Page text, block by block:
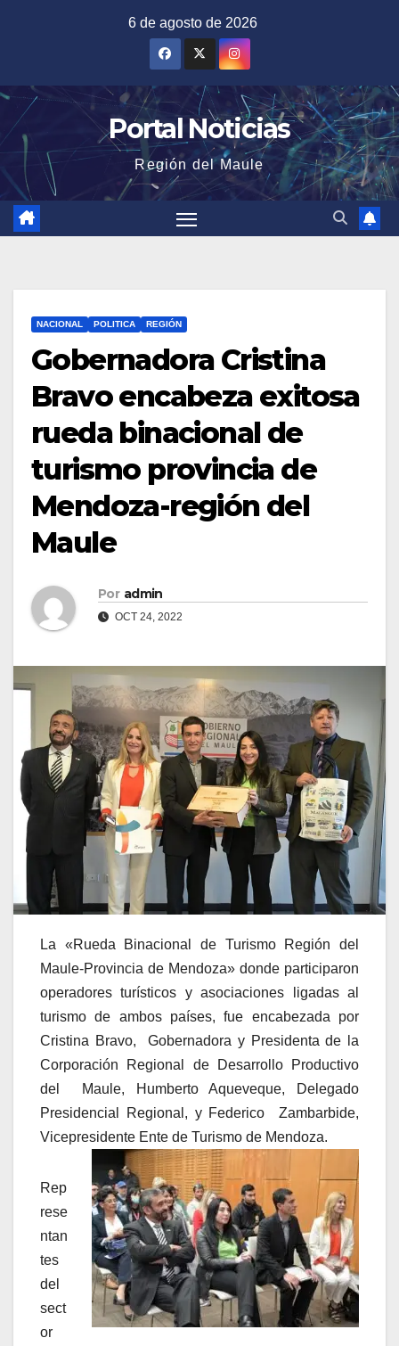
6 de agosto de 2026
Portal Noticias
Región del Maule
NACIONAL POLITICA REGIÓN
Gobernadora Cristina
Bravo encabeza exitosa
rueda binacional de
turismo provincia de
Mendoza-región del
Maule
Por admin
OCT 24, 2022
La «Rueda Binacional de Turismo Región del
Maule-Provincia de Mendoza» donde participaron
operadores turísticos y asociaciones ligadas al
turismo de ambos países, fue encabezada por
Cristina Bravo, Gobernadora y Presidenta de la
Corporación Regional de Desarrollo Productivo
del Maule, Humberto Aqueveque, Delegado
Presidencial Regional, y Federico Zambarbide,
Vicepresidente Ente de Turismo de Mendoza.
Rep
rese
ntan
tes
del
sect
or